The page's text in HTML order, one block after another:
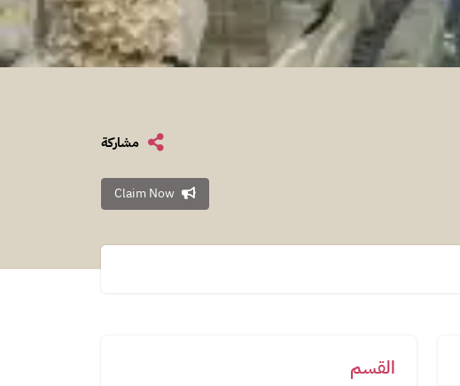
مشاركة
Claim Now
القسم